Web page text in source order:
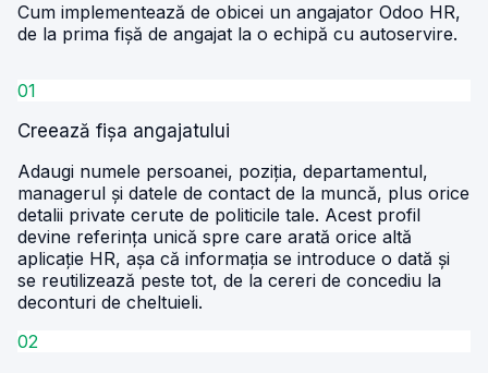
Cum implementează de obicei un angajator Odoo HR,
de la prima fișă de angajat la o echipă cu autoservire.
01
Creează fișa angajatului
Adaugi numele persoanei, poziția, departamentul,
managerul și datele de contact de la muncă, plus orice
detalii private cerute de politicile tale. Acest profil
devine referința unică spre care arată orice altă
aplicație HR, așa că informația se introduce o dată și
se reutilizează peste tot, de la cereri de concediu la
deconturi de cheltuieli.
02